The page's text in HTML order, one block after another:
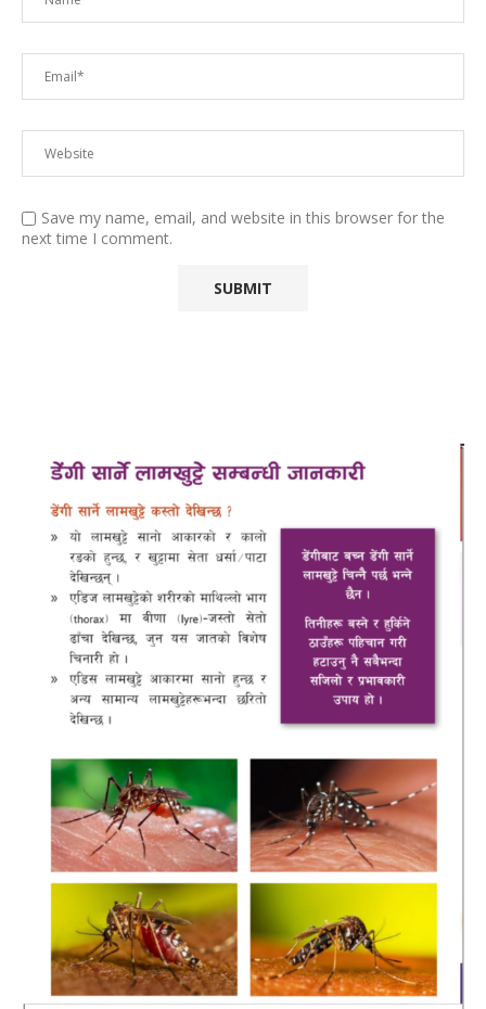
Save my name, email, and website in this browser for the
next time I comment.